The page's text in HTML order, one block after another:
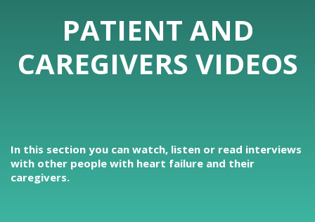
PATIENT AND
CAREGIVERS VIDEOS
In this section you can watch, listen or read interviews
with other people with heart failure and their
caregivers.